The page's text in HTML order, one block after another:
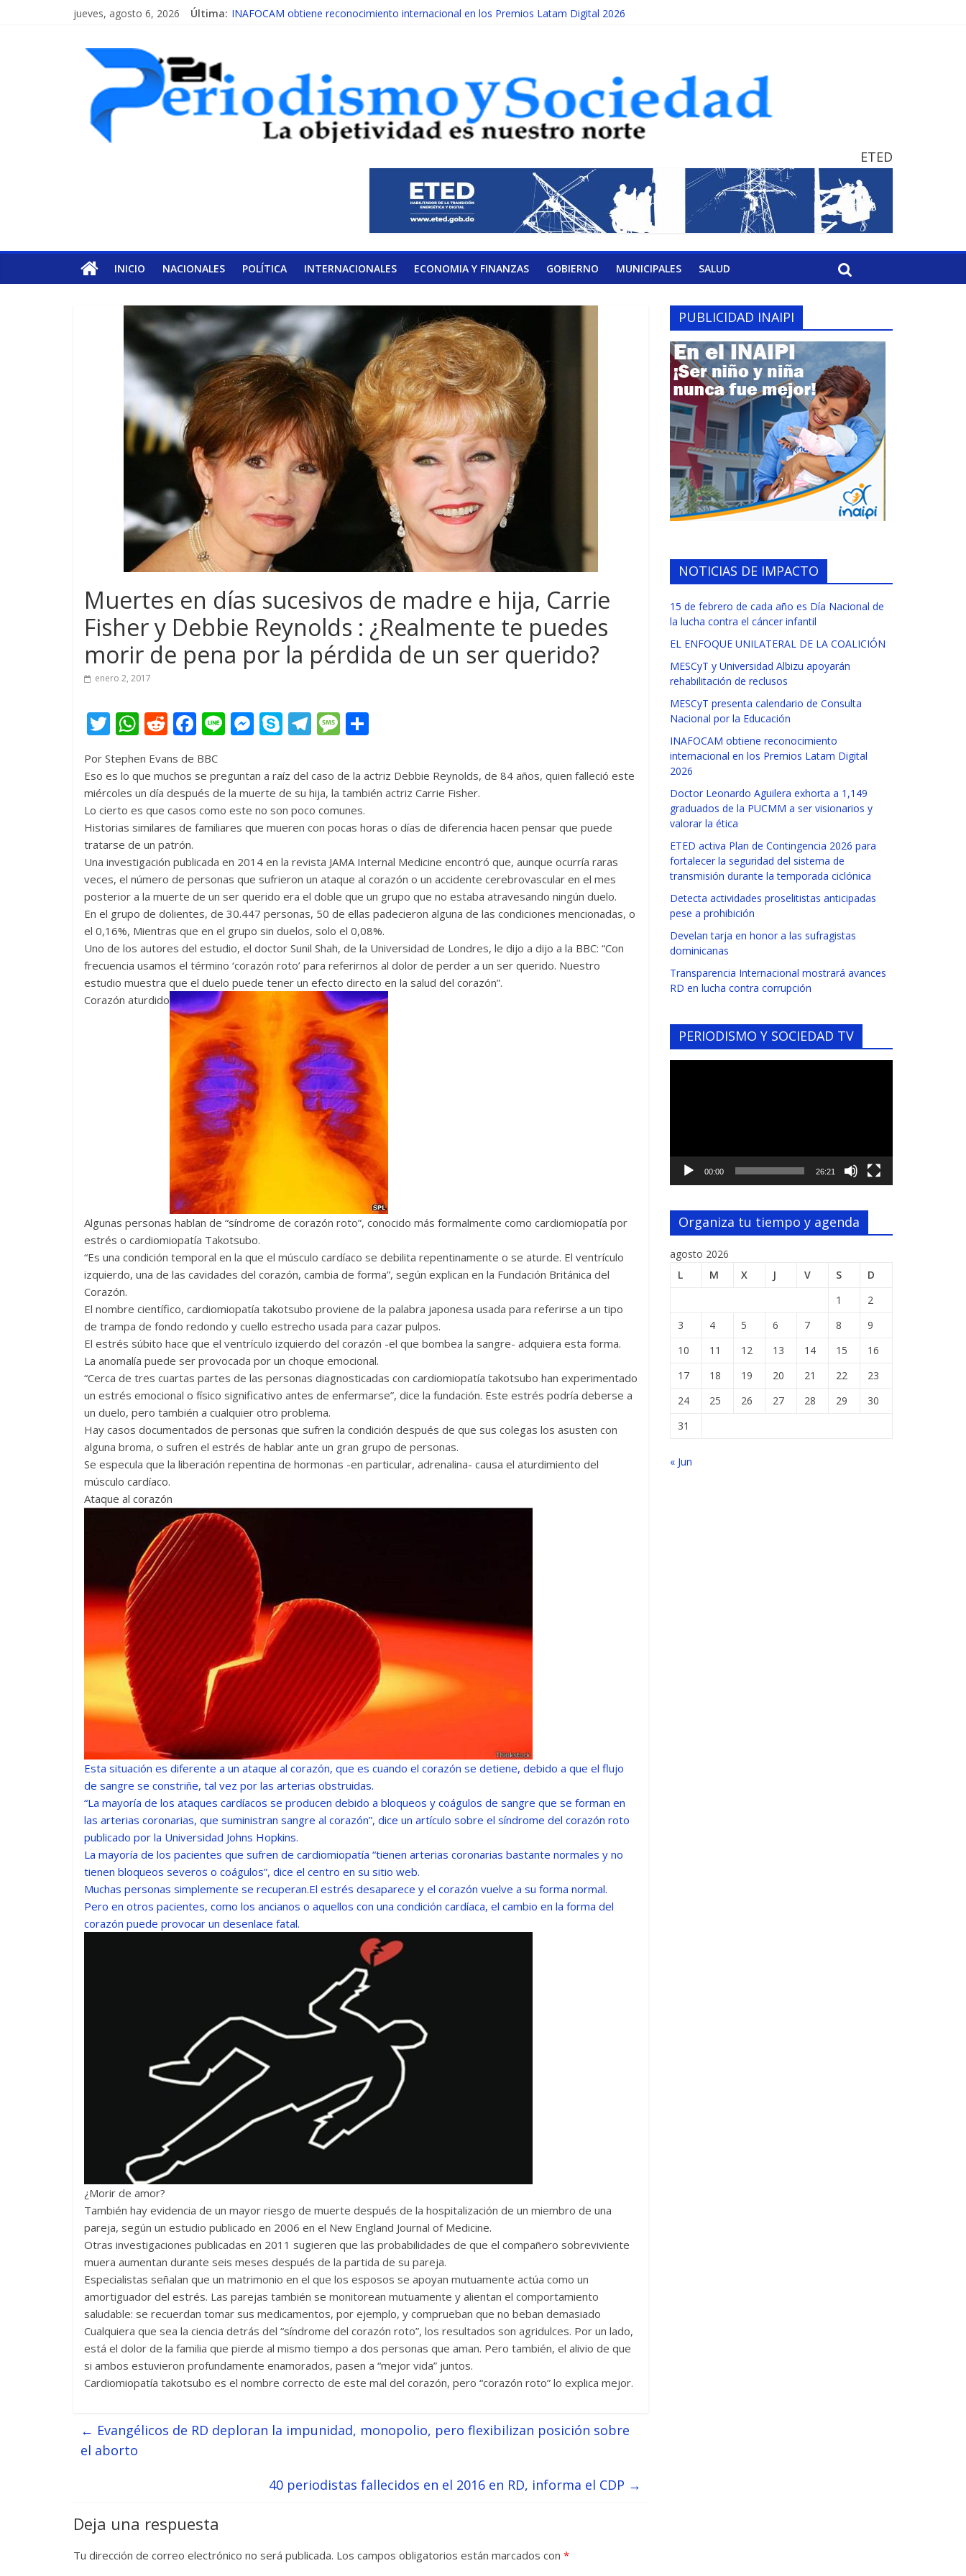
jueves, agosto 6, 2026 Última: INAFOCAM obtiene reconocimiento internacional en los Premios Latam Digital 2026
MESCyT presenta calendario de Consulta Nacional por la Educación
ETED
INICIO NACIONALES POLÍTICA INTERNACIONALES ECONOMIA Y FINANZAS GOBIERNO MUNICIPALES SALUD
Muertes en días sucesivos de madre e hija, Carrie
Fisher y Debbie Reynolds : ¿Realmente te puedes
morir de pena por la pérdida de un ser querido?
enero 2, 2017
T
itt
er
W
at
s
A
p
p
R
d
di
t
F
e
b
o
o
k
Li
e
M
ss
e
n
g
er
S
y
p
e
T
e
gr
a
m
M
ss
a
g
e
m
p
ti
r
Por Stephen Evans de BBC
Eso es lo que muchos se preguntan a raíz del caso de la actriz Debbie Reynolds, de 84 años, quien falleció este
miércoles un día después de la muerte de su hija, la también actriz Carrie Fisher.
Lo cierto es que casos como este no son poco comunes.
Historias similares de familiares que mueren con pocas horas o días de diferencia hacen pensar que puede
tratarse de un patrón.
Una investigación publicada en 2014 en la revista JAMA Internal Medicine encontró que, aunque ocurría raras
veces, el número de personas que sufrieron un ataque al corazón o un accidente cerebrovascular en el mes
posterior a la muerte de un ser querido era el doble que un grupo que no estaba atravesando ningún duelo.
En el grupo de dolientes, de 30.447 personas, 50 de ellas padecieron alguna de las condiciones mencionadas, o
el 0,16%, Mientras que en el grupo sin duelos, solo el 0,08%.
Uno de los autores del estudio, el doctor Sunil Shah, de la Universidad de Londres, le dijo a dijo a la BBC: “Con
frecuencia usamos el término ‘corazón roto’ para referirnos al dolor de perder a un ser querido. Nuestro
estudio muestra que el duelo puede tener un efecto directo en la salud del corazón”.
Corazón aturdido
Algunas personas hablan de “síndrome de corazón roto”, conocido más formalmente como cardiomiopatía por
estrés o cardiomiopatía Takotsubo.
“Es una condición temporal en la que el músculo cardíaco se debilita repentinamente o se aturde. El ventrículo
izquierdo, una de las cavidades del corazón, cambia de forma”, según explican en la Fundación Británica del
Corazón.
El nombre científico, cardiomiopatía takotsubo proviene de la palabra japonesa usada para referirse a un tipo
de trampa de fondo redondo y cuello estrecho usada para cazar pulpos.
El estrés súbito hace que el ventrículo izquierdo del corazón -el que bombea la sangre- adquiera esta forma.
La anomalía puede ser provocada por un choque emocional.
“Cerca de tres cuartas partes de las personas diagnosticadas con cardiomiopatía takotsubo han experimentado
un estrés emocional o físico significativo antes de enfermarse”, dice la fundación. Este estrés podría deberse a
un duelo, pero también a cualquier otro problema.
Hay casos documentados de personas que sufren la condición después de que sus colegas los asusten con
alguna broma, o sufren el estrés de hablar ante un gran grupo de personas.
Se especula que la liberación repentina de hormonas -en particular, adrenalina- causa el aturdimiento del
músculo cardíaco.
Ataque al corazón
Esta situación es diferente a un ataque al corazón, que es cuando el corazón se detiene, debido a que el flujo
de sangre se constriñe, tal vez por las arterias obstruidas.
“La mayoría de los ataques cardíacos se producen debido a bloqueos y coágulos de sangre que se forman en
las arterias coronarias, que suministran sangre al corazón”, dice un artículo sobre el síndrome del corazón roto
publicado por la Universidad Johns Hopkins.
La mayoría de los pacientes que sufren de cardiomiopatía “tienen arterias coronarias bastante normales y no
tienen bloqueos severos o coágulos”, dice el centro en su sitio web.
Muchas personas simplemente se recuperan.El estrés desaparece y el corazón vuelve a su forma normal.
Pero en otros pacientes, como los ancianos o aquellos con una condición cardíaca, el cambio en la forma del
corazón puede provocar un desenlace fatal.
¿Morir de amor?
También hay evidencia de un mayor riesgo de muerte después de la hospitalización de un miembro de una
pareja, según un estudio publicado en 2006 en el New England Journal of Medicine.
Otras investigaciones publicadas en 2011 sugieren que las probabilidades de que el compañero sobreviviente
muera aumentan durante seis meses después de la partida de su pareja.
Especialistas señalan que un matrimonio en el que los esposos se apoyan mutuamente actúa como un
amortiguador del estrés. Las parejas también se monitorean mutuamente y alientan el comportamiento
saludable: se recuerdan tomar sus medicamentos, por ejemplo, y comprueban que no beban demasiado
Cualquiera que sea la ciencia detrás del “síndrome del corazón roto”, los resultados son agridulces. Por un lado,
está el dolor de la familia que pierde al mismo tiempo a dos personas que aman. Pero también, el alivio de que
si ambos estuvieron profundamente enamorados, pasen a “mejor vida” juntos.
Cardiomiopatía takotsubo es el nombre correcto de este mal del corazón, pero “corazón roto” lo explica mejor.
← Evangélicos de RD deploran la impunidad, monopolio, pero flexibilizan posición sobre
el aborto
40 periodistas fallecidos en el 2016 en RD, informa el CDP →
Deja una respuesta
Tu dirección de correo electrónico no será publicada. Los campos obligatorios están marcados con *
PUBLICIDAD INAIPI
NOTICIAS DE IMPACTO
15 de febrero de cada año es Día Nacional de
la lucha contra el cáncer infantil
EL ENFOQUE UNILATERAL DE LA COALICIÓN
MESCyT y Universidad Albizu apoyarán
rehabilitación de reclusos
MESCyT presenta calendario de Consulta
Nacional por la Educación
INAFOCAM obtiene reconocimiento
internacional en los Premios Latam Digital
2026
Doctor Leonardo Aguilera exhorta a 1,149
graduados de la PUCMM a ser visionarios y
valorar la ética
ETED activa Plan de Contingencia 2026 para
fortalecer la seguridad del sistema de
transmisión durante la temporada ciclónica
Detecta actividades proselitistas anticipadas
pese a prohibición
Develan tarja en honor a las sufragistas
dominicanas
Transparencia Internacional mostrará avances
RD en lucha contra corrupción
PERIODISMO Y SOCIEDAD TV
00:00 26:21
Organiza tu tiempo y agenda
agosto 2026
L
M X J V S
D
1
2
3
4 5 6 7 8
9
10
11 12 13 14 15
16
17
18 19 20 21 22
23
24
25 26 27 28 29
30
31
« Jun